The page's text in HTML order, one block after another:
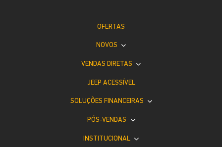
OFERTAS
NOVOS
VENDAS DIRETAS
JEEP ACESSÍVEL
SOLUÇÕES FINANCEIRAS
PÓS-VENDAS
INSTITUCIONAL